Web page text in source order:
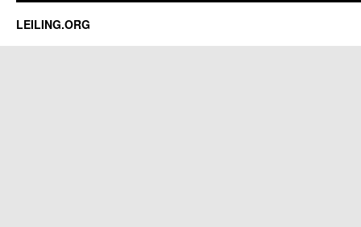
LEILING.ORG